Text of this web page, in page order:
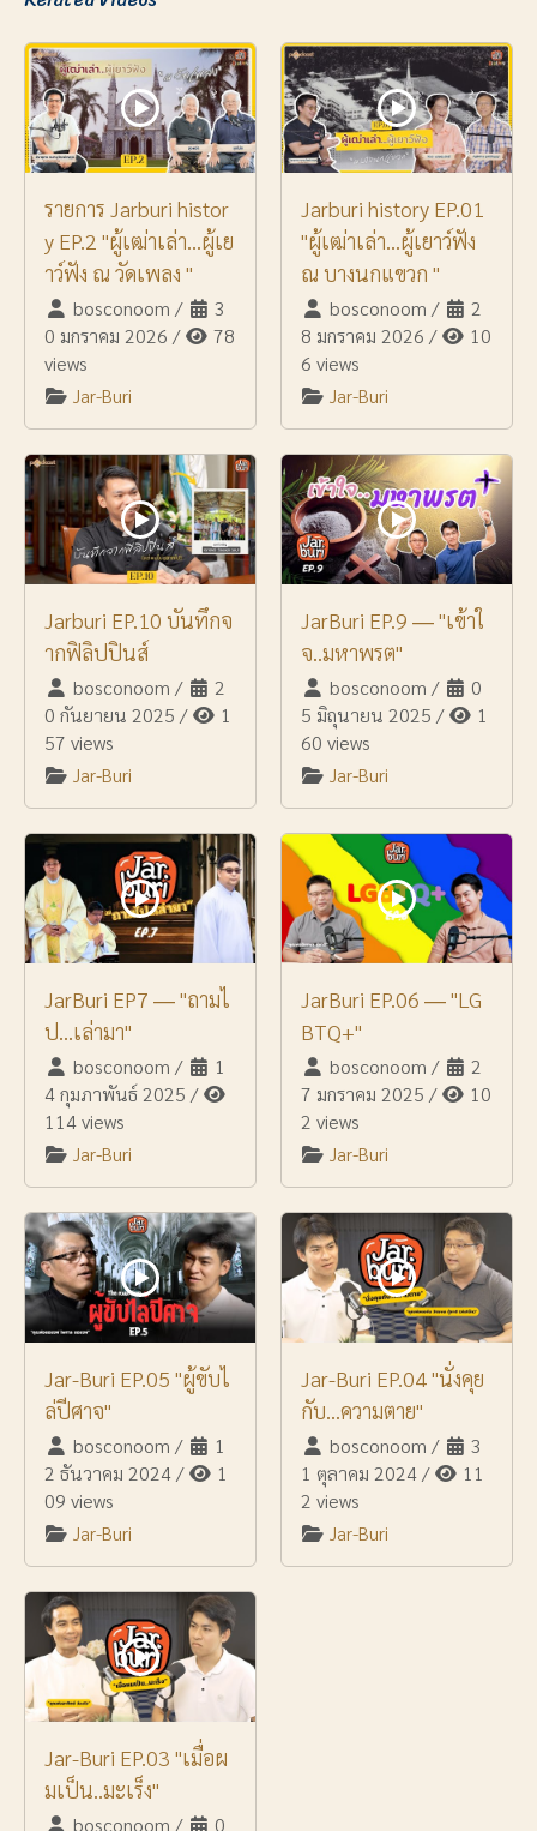
รายการ Jarburi histor
y EP.2 "ผู้เฒ่าเล่า...ผู้เย
าว์ฟัง ณ วัดเพลง "
bosconoom /
3
0 มกราคม 2026 /
78
views
Jar-Buri
Jarburi history EP.01
"ผู้เฒ่าเล่า...ผู้เยาว์ฟัง
ณ บางนกแขวก "
bosconoom /
2
8 มกราคม 2026 /
10
6 views
Jar-Buri
Jarburi EP.10 บันทึกจ
ากฟิลิปปินส์
bosconoom /
2
0 กันยายน 2025 /
1
57 views
Jar-Buri
JarBuri EP.9 ― "เข้าใ
จ..มหาพรต"
bosconoom /
0
5 มิถุนายน 2025 /
1
60 views
Jar-Buri
JarBuri EP7 ― "ถามไ
ป...เล่ามา"
bosconoom /
1
4 กุมภาพันธ์ 2025 /
114 views
Jar-Buri
JarBuri EP.06 ― "LG
BTQ+"
bosconoom /
2
7 มกราคม 2025 /
10
2 views
Jar-Buri
Jar-Buri EP.05 "ผู้ขับไ
ล่ปีศาจ"
bosconoom /
1
2 ธันวาคม 2024/
1
09 views
Jar-Buri
Jar-Buri EP.04 "นั่งคุย
กับ...ความตาย"
bosconoom /
3
1 ตุลาคม 2024/
11
2 views
Jar-Buri
Jar-Buri EP.03 "เมื่อผ
มเป็น..มะเร็ง"
bosconoom / 0